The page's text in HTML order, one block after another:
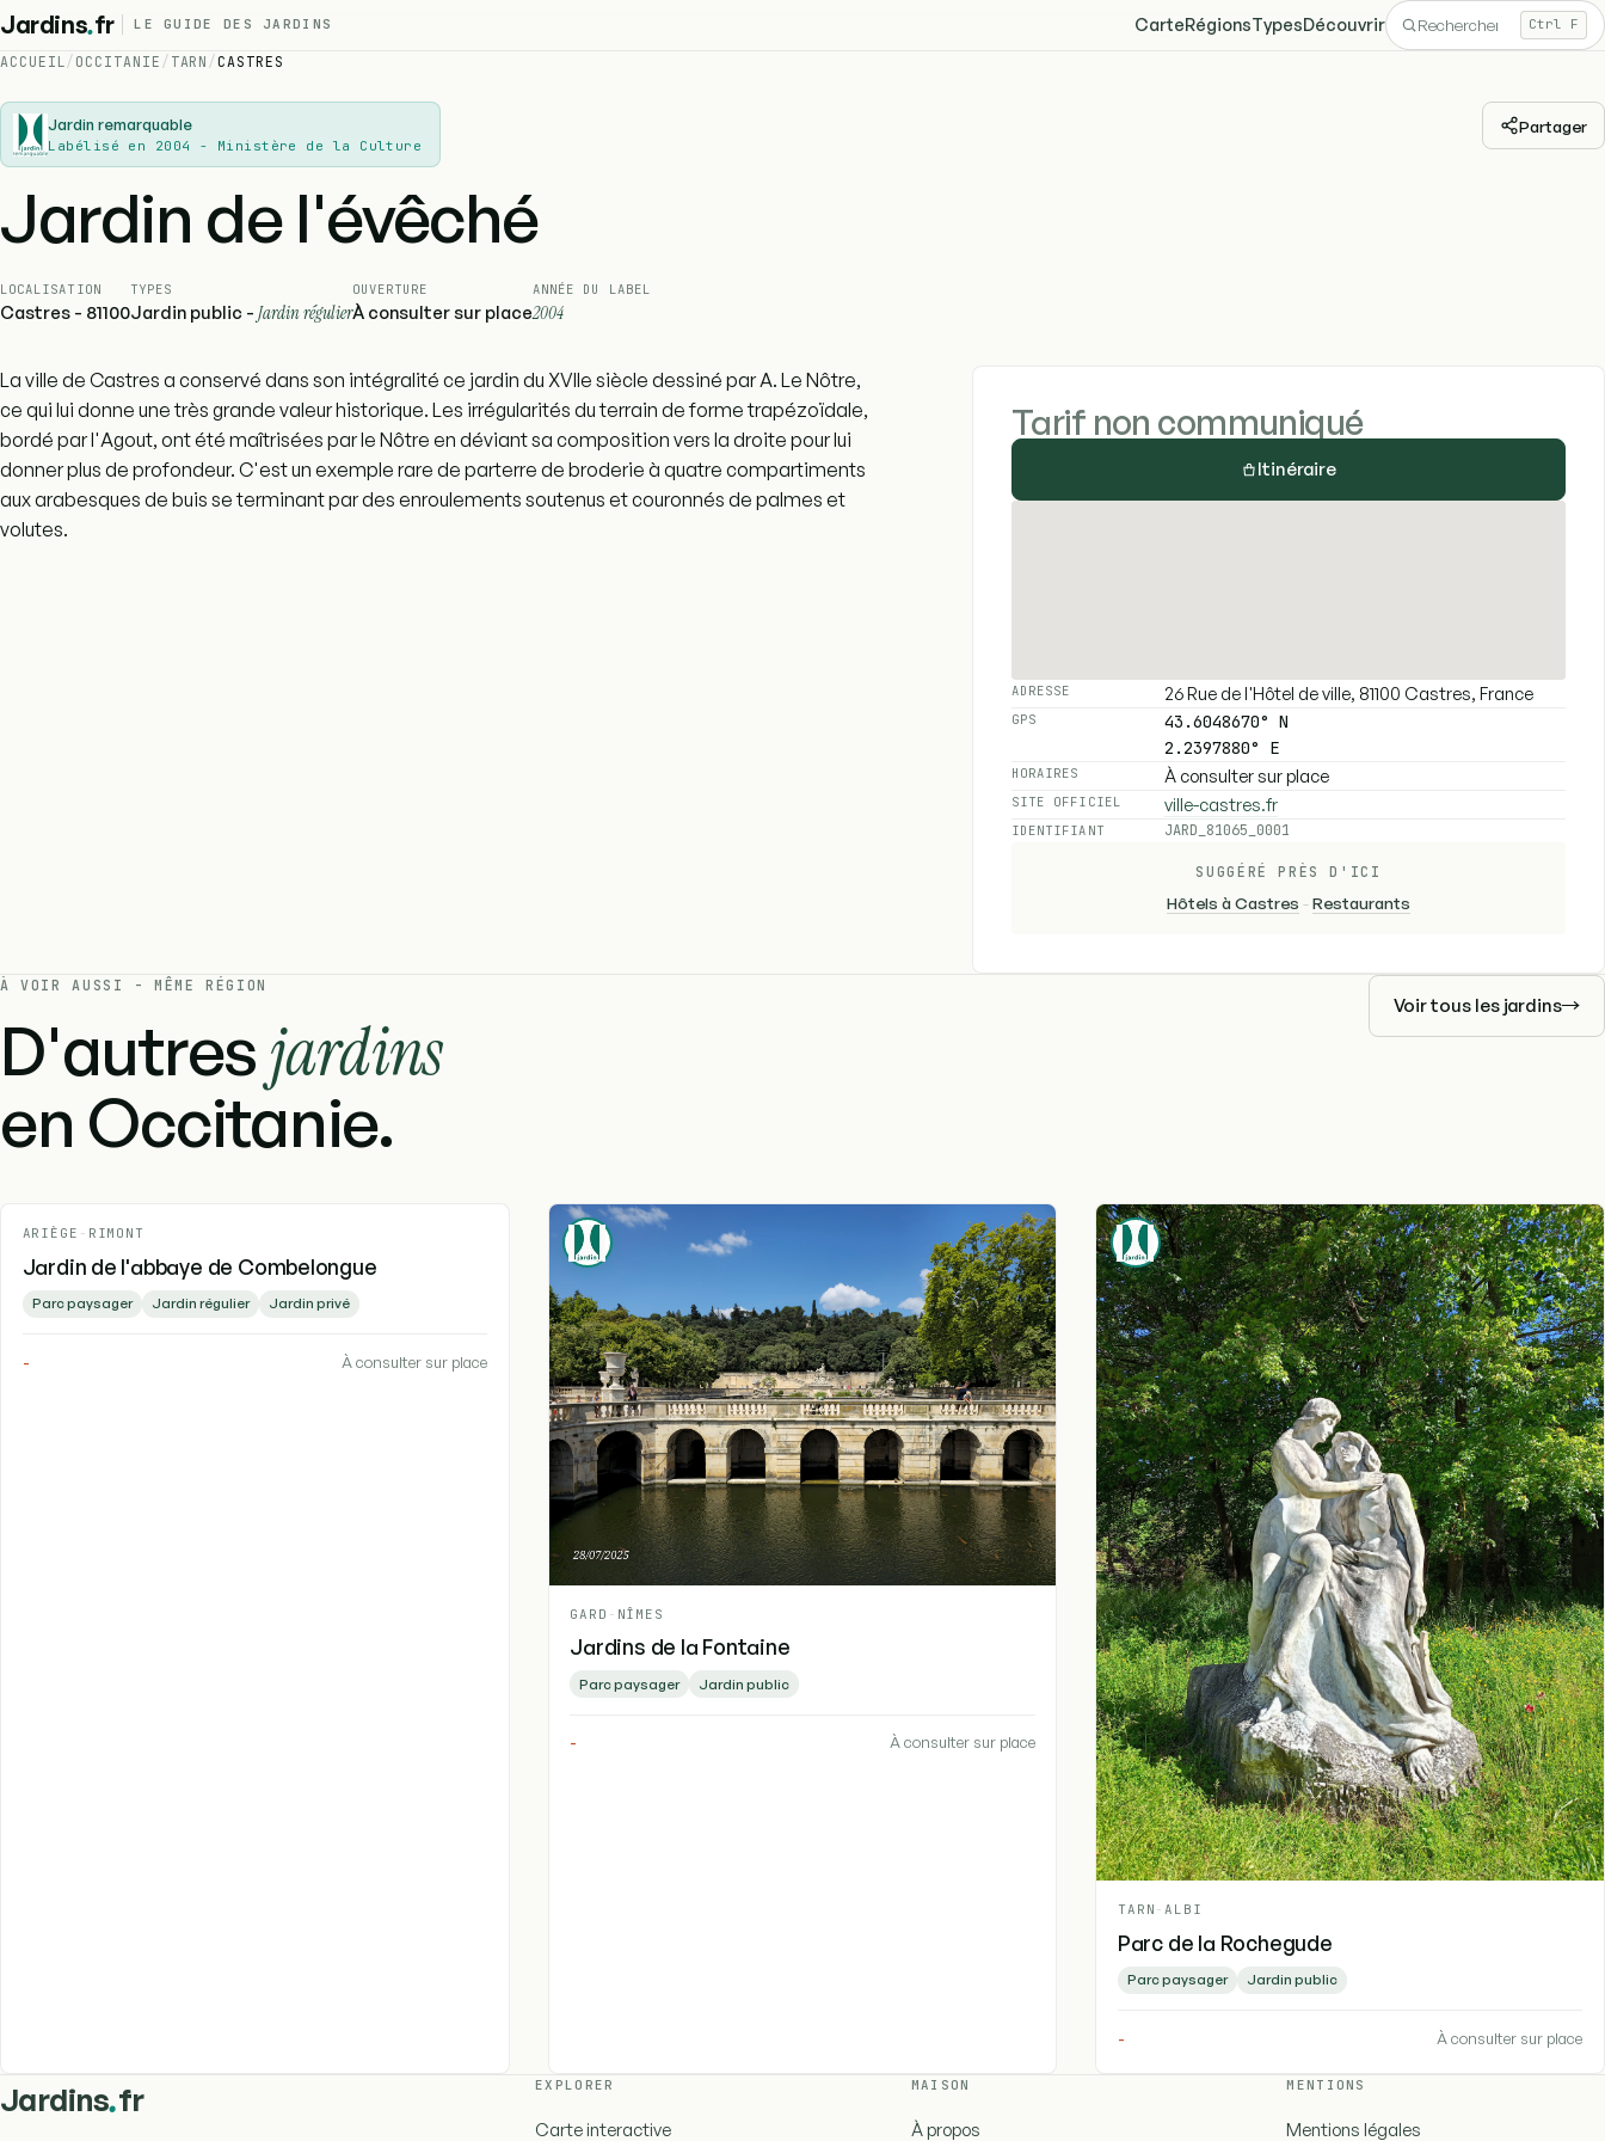
Jardins.fr LE GUIDE DES JARDINS CarteRégionsTypesDécouvrir Ctrl F
ACCUEIL / OCCITANIE / TARN /CASTRES
Jardin remarquable
Labélisé en 2004 - Ministère de la Culture
Jardin de l'évêché
Partager
LOCALISATION
Castres - 81100
TYPES
Jardin public - Jardin régulier
OUVERTURE
À consulter sur place
ANNÉE DU LABEL
2004
La ville de Castres a conservé dans son intégralité ce jardin du XVIIe siècle dessiné par A. Le Nôtre,
ce qui lui donne une très grande valeur historique. Les irrégularités du terrain de forme trapézoïdale,
bordé par l'Agout, ont été maîtrisées par le Nôtre en déviant sa composition vers la droite pour lui
donner plus de profondeur. C'est un exemple rare de parterre de broderie à quatre compartiments
aux arabesques de buis se terminant par des enroulements soutenus et couronnés de palmes et
volutes.
Tarif non communiqué
Itinéraire
ADRESSE 26 Rue de l'Hôtel de ville, 81100 Castres, France
GPS
43.6048670° N
2.2397880° E
HORAIRES À consulter sur place
SITE OFFICIEL ville-castres.fr
IDENTIFIANT JARD_81065_0001
SUGGÉRÉ PRÈS D'ICI
Hôtels à Castres -Restaurants
À VOIR AUSSI - MÊME RÉGION
D'autresjardins
en Occitanie.
Voir tous les jardins
ARIÈGE - RIMONT
Jardin de l'abbaye de Combelongue
Parc paysager Jardin régulier Jardin privé
- À consulter sur place
GARD - NÎMES
Jardins de la Fontaine
Parc paysager Jardin public
- À consulter sur place
TARN -ALBI
Parc de la Rochegude
Parc paysager Jardin public
- À consulter sur place
Jardins.fr EXPLORER
Carte interactive
MAISON
À propos
MENTIONS
Mentions légales